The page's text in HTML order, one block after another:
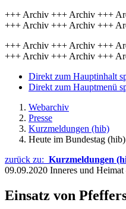
+++ Archiv +++ Archiv +++
+++ Archiv +++ Archiv +++
+++ Archiv +++ Archiv +++
+++ Archiv +++ Archiv +++
Direkt zum Hauptinhalt
Direkt zum Hauptmenü
Webarchiv
Presse
Kurzmeldungen (hib)
Heute im Bundestag (hib)
zurück zu: Kurzmeldungen
09.09.2020 Inneres und
Einsatz von